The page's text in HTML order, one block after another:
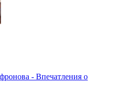
- Впечатления о